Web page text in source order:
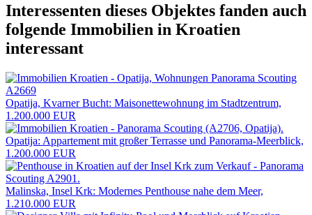
Interessenten dieses Objektes fanden auch
folgende Immobilien in Kroatien
interessant
Opatija, Kvarner Bucht: Maisonettewohnung im Stadtzentrum,
1.200.000 EUR
Opatija: Appartement mit großer Terrasse und Panorama-Meerblick,
1.200.000 EUR
Malinska, Insel Krk: Modernes Penthouse nahe dem Meer,
1.210.000 EUR